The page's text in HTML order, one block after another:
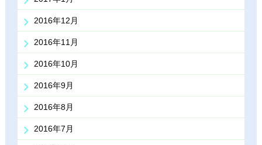
2016年12月
2016年11月
2016年10月
2016年9月
2016年8月
2016年7月